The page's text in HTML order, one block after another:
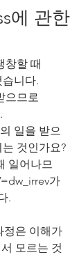
에 관한
창할 때
니다.
으므로
일을 받으
것인가요?
일어나므
가
.
정은 이해가
모르는 것